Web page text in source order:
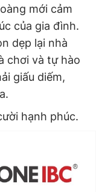
mới cảm
của gia đình.
dẹp lại nhà
chơi và tự hào
giấu diếm,
hạnh phúc.